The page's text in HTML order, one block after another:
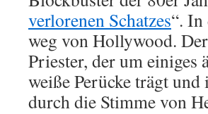
verlorenen Schatzes“.
weg von Hollywood.
Priester, der um einiges
weiße Perücke trägt
durch die Stimme von